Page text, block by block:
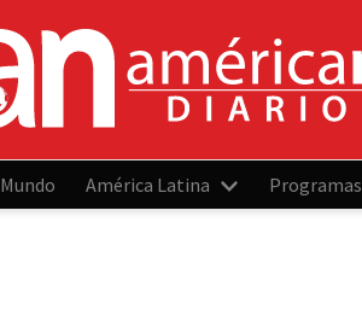
Mundo América Latina Programas